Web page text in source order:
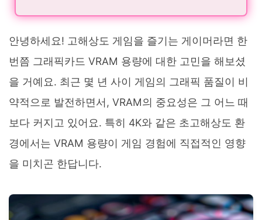
안녕하세요! 고해상도 게임을 즐기는 게이머라면 한
번쯤 그래픽카드 VRAM 용량에 대한 고민을 해보셨
을 거예요. 최근 몇 년 사이 게임의 그래픽 품질이 비
약적으로 발전하면서, VRAM의 중요성은 그 어느 때
보다 커지고 있어요. 특히 4K와 같은 초고해상도 환
경에서는 VRAM 용량이 게임 경험에 직접적인 영향
을 미치곤 한답니다.